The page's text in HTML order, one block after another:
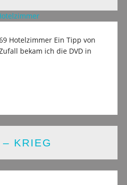
Hotelzimmer Ein Tipp von
bekam ich die DVD in
KRIEG